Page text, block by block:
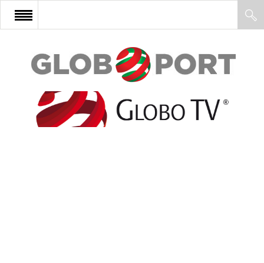
FŐOLDAL
AFRIKA